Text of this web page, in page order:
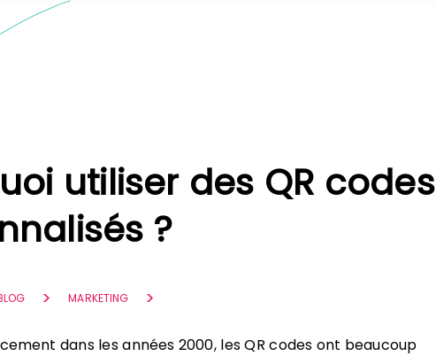
utiliser des QR codes
?
MARKETING
dans les années 2000, les QR codes ont beaucoup